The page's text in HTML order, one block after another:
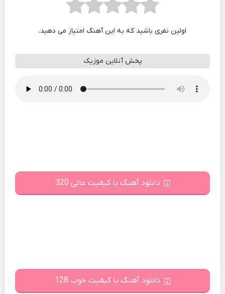
اولین نفری باشید که به این آهنگ امتیاز می دهید.
پخش آنلاین موزیک
دانلود آهنگ با کیفیت عالی 320
دانلود آهنگ با کیفیت خوب 128